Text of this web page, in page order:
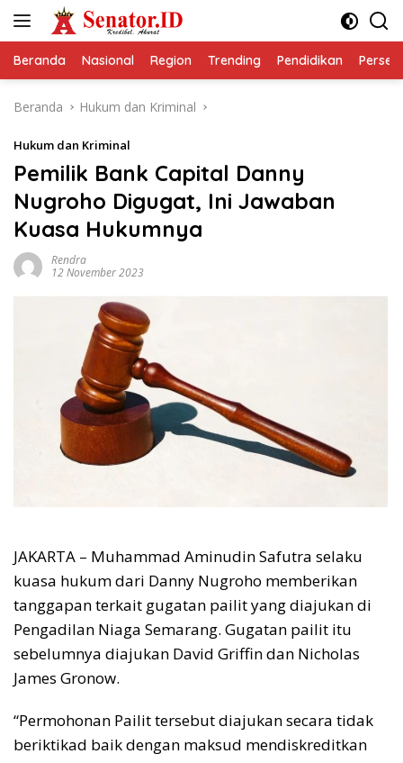
Beranda Nasional Region Trending Pendidikan
Beranda Hukum dan Kriminal
Hukum dan Kriminal
Pemilik Bank Capital Danny
Nugroho Digugat, Ini Jawaban
Kuasa Hukumnya
Rendra
12 November 2023
JAKARTA – Muhammad Aminudin Safutra selaku
kuasa hukum dari Danny Nugroho memberikan
tanggapan terkait gugatan pailit yang diajukan di
Pengadilan Niaga Semarang. Gugatan pailit itu
sebelumnya diajukan David Griffin dan Nicholas
James Gronow.
“Permohonan Pailit tersebut diajukan secara tidak
beriktikad baik dengan maksud mendiskreditkan